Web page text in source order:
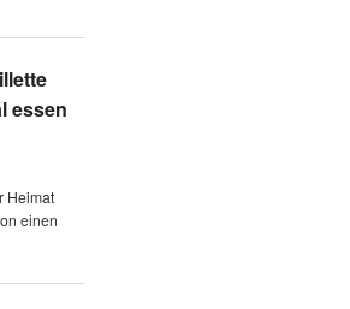
essen
Heimat
einen